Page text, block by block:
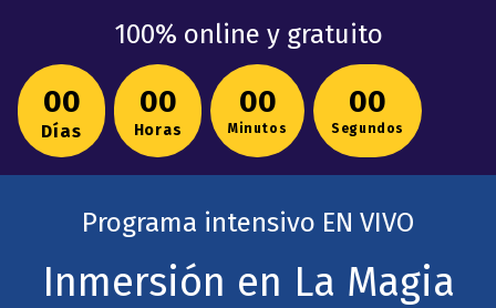
100% online y gratuito
00
Días
00
Horas
00
Minutos
00
Segundos
Programa intensivo EN VIVO
Inmersión en La Magia